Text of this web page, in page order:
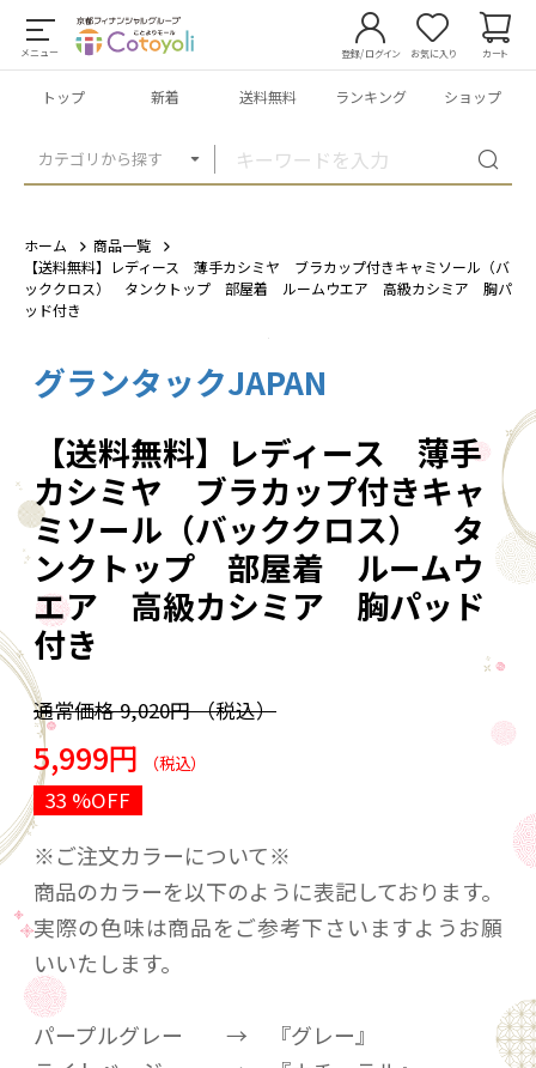
メニュー
カテゴリから探す
登録/ログイン お気に入り カート
トップ 新着 送料無料 ランキング ショップ
ホーム
商品一覧
【送料無料】レディース 薄手カシミヤ ブラカップ付きキャミソール（バ
ッククロス） タンクトップ 部屋着 ルームウエア 高級カシミア 胸パ
ッド付き
グランタックJAPAN
【送料無料】レディース 薄手
カシミヤ ブラカップ付きキャ
ミソール（バッククロス） タ
ンクトップ 部屋着 ルームウ
エア 高級カシミア 胸パッド
付き
通常価格9,020円（税込）
5,999円 （税込）
33 %OFF
※ご注文カラーについて※
商品のカラーを以下のように表記しております。
実際の色味は商品をご参考下さいますようお願
いいたします。
パープルグレー → 『グレー』